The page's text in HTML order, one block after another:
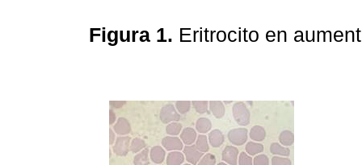
Figura 1. Eritrocito en